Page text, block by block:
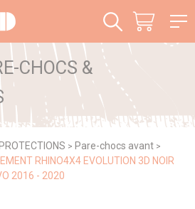
CHOCS &
> Pare-chocs avant >
RHINO4X4 EVOLUTION 3D NOIR
2016 - 2020